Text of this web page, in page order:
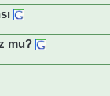
mu?